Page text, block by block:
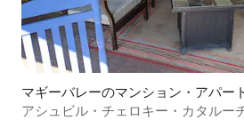
マギーバレーのマンション・アパー
アシュビル・チェロキー・カタルー